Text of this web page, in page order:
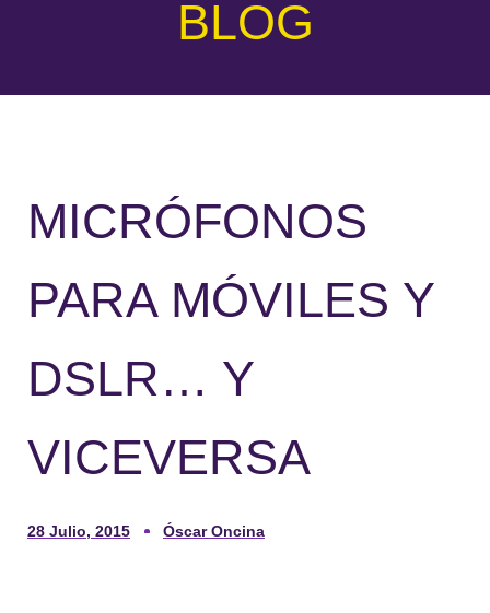
BLOG
MICRÓFONOS
PARA MÓVILES Y
DSLR… Y
VICEVERSA
28 Julio, 2015 Óscar Oncina